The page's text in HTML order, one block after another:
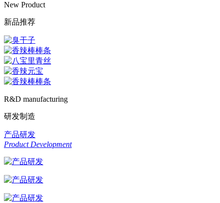
New Product
新品推荐
R&D manufacturing
研发制造
产品研发
Product Development